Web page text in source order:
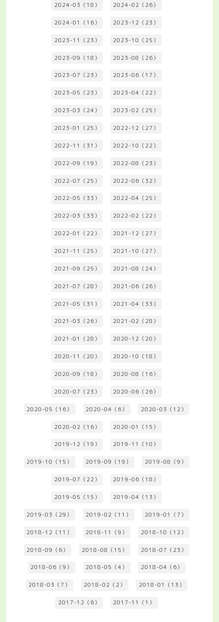
2024-03（18） 2024-02（26）
2024-01（16） 2023-12（23）
2023-11（23） 2023-10（25）
2023-09（18） 2023-08（26）
2023-07（23） 2023-06（17）
2023-05（23） 2023-04（22）
2023-03（24） 2023-02（25）
2023-01（25） 2022-12（27）
2022-11（31） 2022-10（22）
2022-09（19） 2022-08（23）
2022-07（25） 2022-06（32）
2022-05（33） 2022-04（25）
2022-03（33） 2022-02（22）
2022-01（22） 2021-12（27）
2021-11（25） 2021-10（27）
2021-09（25） 2021-08（24）
2021-07（28） 2021-06（26）
2021-05（31） 2021-04（33）
2021-03（26） 2021-02（28）
2021-01（28） 2020-12（20）
2020-11（20） 2020-10（18）
2020-09（18） 2020-08（16）
2020-07（23） 2020-06（26）
2020-05（16） 2020-04（6） 2020-03（12）
2020-02（16） 2020-01（15）
2019-12（19） 2019-11（10）
2019-10（15） 2019-09（19） 2019-08（9）
2019-07（22） 2019-06（18）
2019-05（15） 2019-04（13）
2019-03（29） 2019-02（11） 2019-01（7）
2018-12（11） 2018-11（9） 2018-10（12）
2018-09（6） 2018-08（15） 2018-07（23）
2018-06（9） 2018-05（4） 2018-04（6）
2018-03（7） 2018-02（2） 2018-01（13）
2017-12（6） 2017-11（1）